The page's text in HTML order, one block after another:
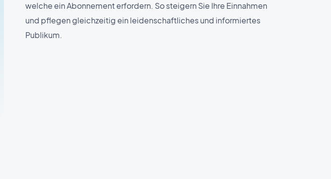
welche ein Abonnement erfordern. So steigern Sie Ihre Einnahmen
und pflegen gleichzeitig ein leidenschaftliches und informiertes
Publikum.